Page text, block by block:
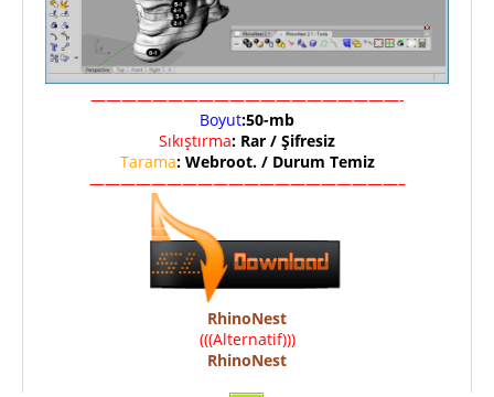
————————————————————-
Boyut:50-mb
Sıkıştırma: Rar / Şifresiz
Tarama: Webroot. / Durum Temiz
————————————————————–
RhinoNest
(((Alternatif)))
RhinoNest